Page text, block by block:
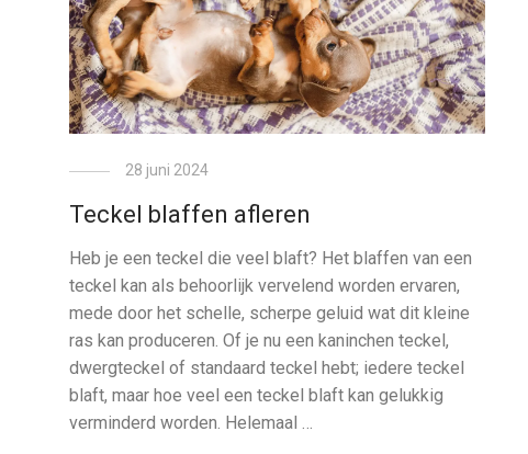
28 juni 2024
Teckel blaffen afleren
Heb je een teckel die veel blaft? Het blaffen van een
teckel kan als behoorlijk vervelend worden ervaren,
mede door het schelle, scherpe geluid wat dit kleine
ras kan produceren. Of je nu een kaninchen teckel,
dwergteckel of standaard teckel hebt; iedere teckel
blaft, maar hoe veel een teckel blaft kan gelukkig
verminderd worden. Helemaal …